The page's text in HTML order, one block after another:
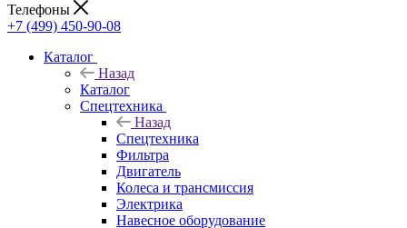
Телефоны
+7 (499) 450-90-08
Каталог
Назад
Каталог
Спецтехника
Назад
Спецтехника
Фильтра
Двигатель
Колеса и трансмиссия
Электрика
Навесное оборудование